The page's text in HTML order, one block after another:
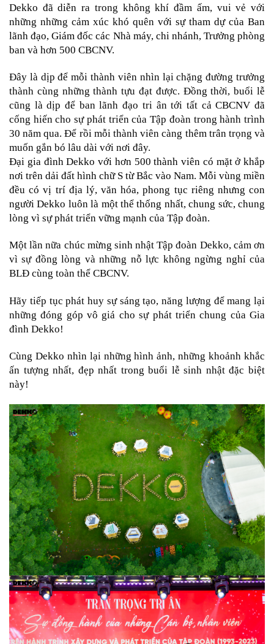
Dekko đã diễn ra trong không khí đầm ấm, vui vẻ với
những những cảm xúc khó quên với sự tham dự của Ban
lãnh đạo, Giám đốc các Nhà máy, chi nhánh, Trưởng phòng
ban và hơn 500 CBCNV.
Đây là dịp để mỗi thành viên nhìn lại chặng đường trưởng
thành cùng những thành tựu đạt được. Đồng thời, buổi lễ
cũng là dịp để ban lãnh đạo tri ân tới tất cả CBCNV đã
cống hiến cho sự phát triển của Tập đoàn trong hành trình
30 năm qua. Để rồi mỗi thành viên càng thêm trân trọng và
muốn gắn bó lâu dài với nơi đây.
Đại gia đình Dekko với hơn 500 thành viên có mặt ở khắp
nơi trên dải đất hình chữ S từ Bắc vào Nam. Mỗi vùng miền
đều có vị trí địa lý, văn hóa, phong tục riêng nhưng con
người Dekko luôn là một thể thống nhất, chung sức, chung
lòng vì sự phát triển vững mạnh của Tập đoàn.
Một lần nữa chúc mừng sinh nhật Tập đoàn Dekko, cảm ơn
vì sự đồng lòng và những nỗ lực không ngừng nghỉ của
BLĐ cùng toàn thể CBCNV.
Hãy tiếp tục phát huy sự sáng tạo, năng lượng để mang lại
những đóng góp vô giá cho sự phát triển chung của Gia
đình Dekko!
Cùng Dekko nhìn lại những hình ảnh, những khoảnh khắc
ấn tượng nhất, đẹp nhất trong buổi lễ sinh nhật đặc biệt
này!